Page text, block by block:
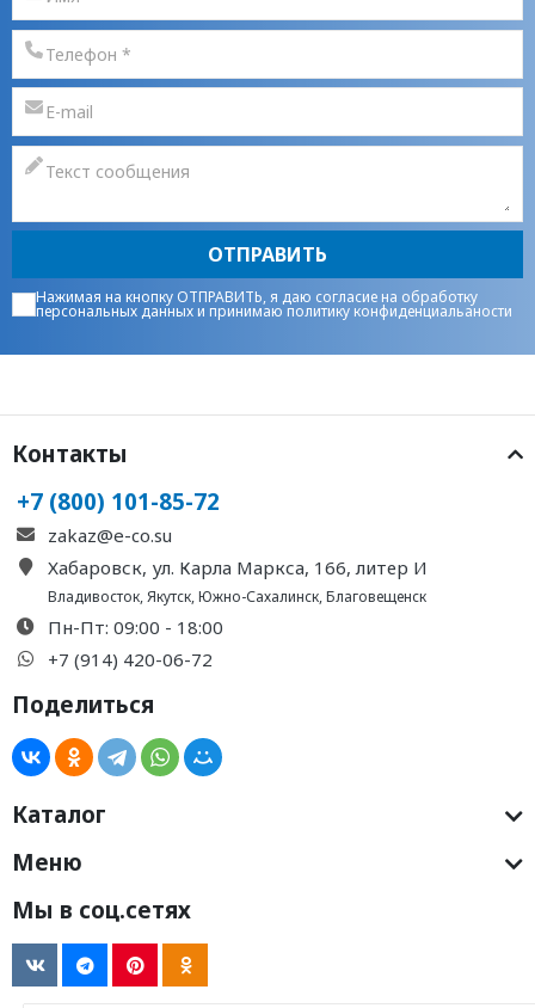
ОТПРАВИТЬ
Нажимая на кнопку ОТПРАВИТЬ, я даю согласие на обработку
персональных данныхи принимаюполитику конфиденциальаности
Контакты
+7 (800) 101-85-72
zakaz@e-co.su
Хабаровск, ул. Карла Маркса, 166, литер И
Владивосток,Якутск,Южно-Сахалинск,Благовещенск
Пн-Пт: 09:00 - 18:00
+7 (914) 420-06-72
Поделиться
Каталог
Меню
Мы в соц.сетях